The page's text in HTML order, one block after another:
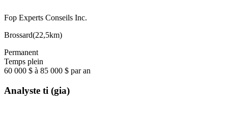
Fop Experts Conseils Inc.
Brossard(22,5km)
Permanent
Temps plein
60 000 $ à 85 000 $ par an
Analyste ti (gia)